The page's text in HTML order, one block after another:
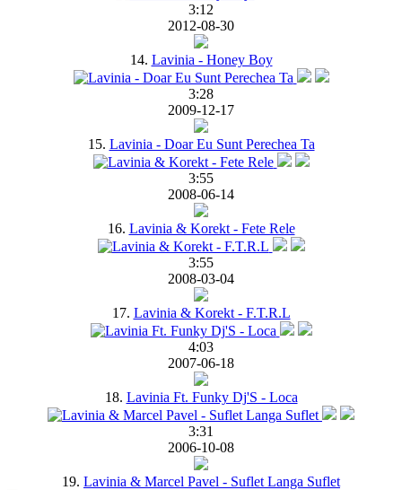
3:12
2012-08-30
14. Lavinia - Honey Boy
3:28
2009-12-17
15. Lavinia - Doar Eu Sunt Perechea Ta
3:55
2008-06-14
16. Lavinia & Korekt - Fete Rele
3:55
2008-03-04
17. Lavinia & Korekt - F.T.R.L
4:03
2007-06-18
18. Lavinia Ft. Funky Dj'S - Loca
3:31
2006-10-08
19. Lavinia & Marcel Pavel - Suflet Langa Suflet